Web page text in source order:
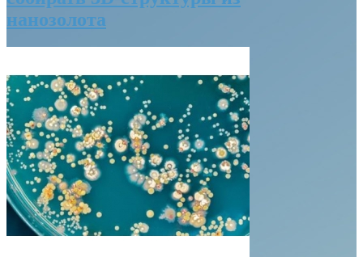
нанозолота